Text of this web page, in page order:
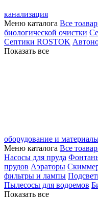
канализация
Меню каталога Все
биологической очистки
Септики ROSTOK
Показать все
оборудование и
Меню каталога Все
Насосы для пруда
прудов Аэраторы
фильтры и лампы
Пылесосы для водоемов
Показать все